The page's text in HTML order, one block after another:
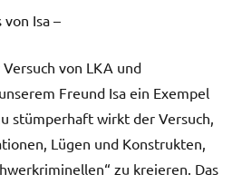
von Isa –
von LKA und
Freund Isa ein Exempel
stümperhaft wirkt der Versuch,
Lügen und Konstrukten,
zu kreieren. Das